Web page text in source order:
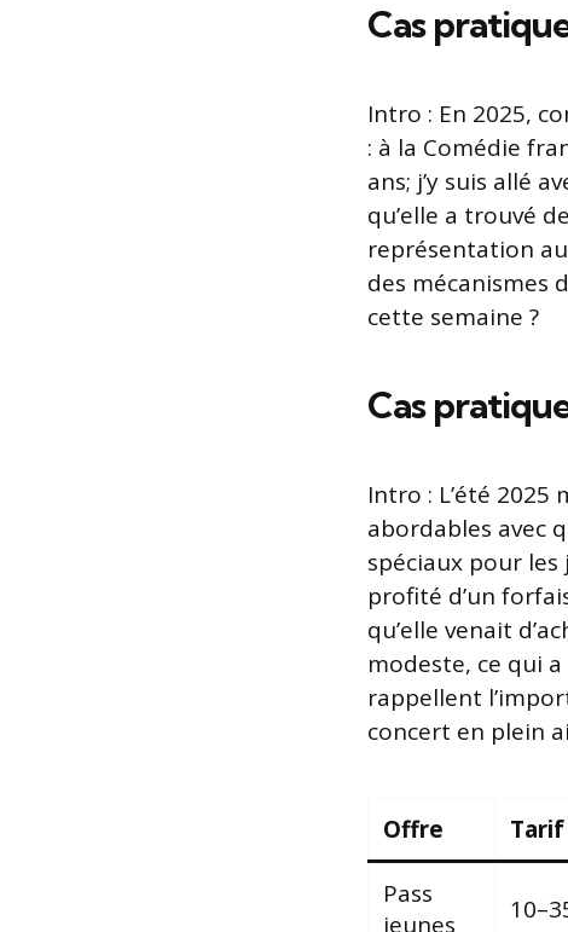
Cas
Intro : En 2025,
: à la Comédie
ans; j’y suis allé
qu’elle a trouvé
représentation
des mécanismes
cette semaine ?
Cas
Intro : L’été
abordables avec
spéciaux pour les
profité d’un
qu’elle venait
modeste, ce qui
rappellent
concert en plein
Offre
Pass
jeunes